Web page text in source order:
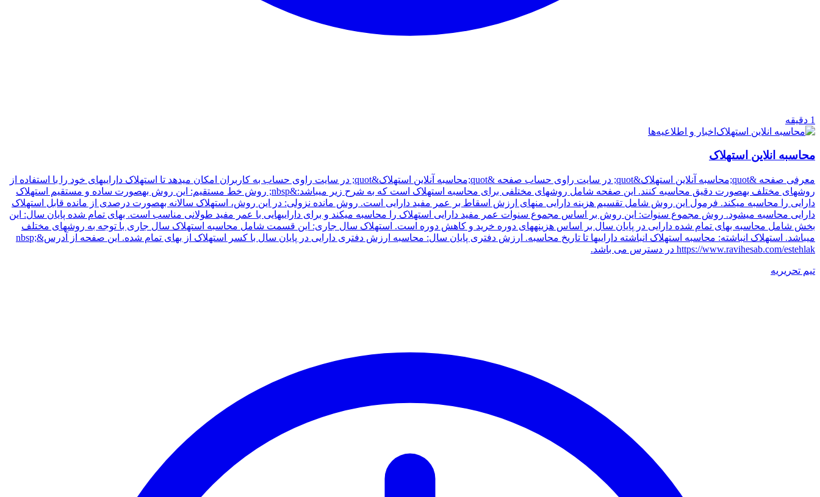
1 دقیقه
اخبار و اطلاعیه‌ها
محاسبه انلاین استهلاک
معرفی صفحه &quot;محاسبه آنلاین استهلاک&quot; در سایت راوی حساب صفحه &quot;محاسبه آنلاین استهلاک&quot; در سایت راوی حساب به کاربران امکان میدهد تا استهلاک داراییهای خود را با استفاده از
روشهای مختلف بهصورت دقیق محاسبه کنند. این صفحه شامل روشهای مختلفی برای محاسبه استهلاک است که به شرح زیر میباشد:&nbsp; روش خط مستقیم: این روش بهصورت ساده و مستقیم استهلاک
دارایی را محاسبه میکند. فرمول این روش شامل تقسیم هزینه دارایی منهای ارزش اسقاط بر عمر مفید دارایی است. روش مانده نزولی: در این روش، استهلاک سالانه بهصورت درصدی از مانده قابل استهلاک
دارایی محاسبه میشود. روش مجموع سنوات: این روش بر اساس مجموع سنوات عمر مفید دارایی استهلاک را محاسبه میکند و برای داراییهایی با عمر مفید طولانی مناسب است. بهای تمام شده پایان سال: این
بخش شامل محاسبه بهای تمام شده دارایی در پایان سال بر اساس هزینههای دوره خرید و کاهش دوره است. استهلاک سال جاری: این قسمت شامل محاسبه استهلاک سال جاری با توجه به روشهای مختلف
میباشد. استهلاک انباشته: محاسبه استهلاک انباشته داراییها تا تاریخ محاسبه. ارزش دفتری پایان سال: محاسبه ارزش دفتری دارایی در پایان سال با کسر استهلاک از بهای تمام شده. این صفحه از آدرس&nbsp;
https://www.ravihesab.com/estehlak در دسترس می باشد.
تیم تحریریه